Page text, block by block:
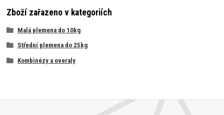
Zboží zařazeno v kategoriích
Malá plemena do 10kg
Střední plemena do 25kg
Kombinézy a overaly